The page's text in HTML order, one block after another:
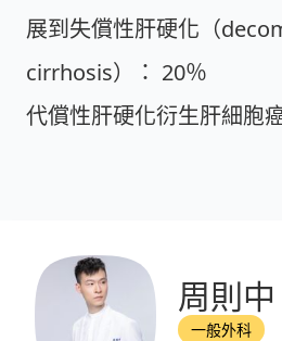
展到失償性肝硬化（
cirrhosis）： 20％
代償性肝硬化衍生肝細胞
周則中
一般外科